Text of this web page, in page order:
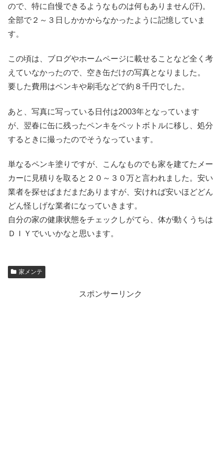
ので、特に自慢できるようなものは何もありません(汗)。
全部で２～３日しかかからなかったように記憶していま
す。
この頃は、ブログやホームページに載せることなど全く考
えていなかったので、空き缶だけの写真となりました。
要した費用はペンキや刷毛などで約８千円でした。
あと、写真に写っている日付は2003年となっています
が、翌春に缶に残ったペンキをペットボトルに移し、処分
するときに撮ったのでそうなっています。
単なるペンキ塗りですが、こんなものでも家を建てたメー
カーに見積りを取ると２０～３０万と言われました。安い
業者を探せばまだまだありますが、安ければ安いほどどん
どん怪しげな業者になっていきます。
自分の家の健康状態をチェックしがてら、体が動くうちは
ＤＩＹでいいかなと思います。
家メンテ
スポンサーリンク